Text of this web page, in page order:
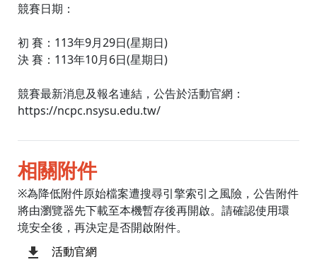
競賽日期：
初 賽：113年9月29日(星期日)
決 賽：113年10月6日(星期日)
競賽最新消息及報名連結，公告於活動官網：
https://ncpc.nsysu.edu.tw/
相關附件
※為降低附件原始檔案遭搜尋引擎索引之風險，公告附件
將由瀏覽器先下載至本機暫存後再開啟。請確認使用環
境安全後，再決定是否開啟附件。
活動官網